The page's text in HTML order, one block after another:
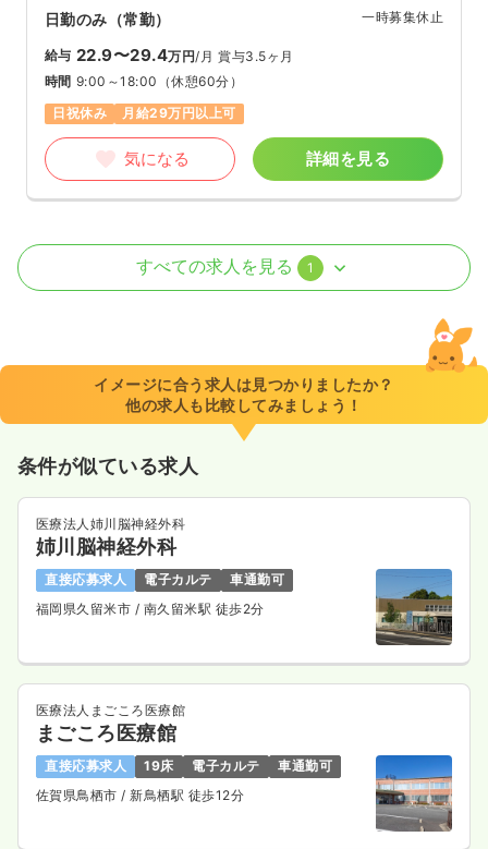
日勤のみ（常勤） 一時募集休止
給与 22.9〜29.4万円/月 賞与3.5ヶ月
時間 9:00～18:00 （休憩60分）
日祝休み
月給29万円以上可
気になる 詳細を見る
その他 正・准看護師
9:00～18:00 （休憩60分）
月給30万円以上可
気になる
すべての求人を見る 1
イメージに合う求人は見つかりましたか？
他の求人も比較してみましょう！
条件が似ている求人
医療法人姉川脳神経外科
姉川脳神経外科
直接応募求人 電子カルテ
車通勤可
福岡県久留米市 / 南久留米駅 徒歩2分
医療法人まごころ医療館
まごころ医療館
直接応募求人 19床 電子カルテ
車通勤可
佐賀県鳥栖市 / 新鳥栖駅 徒歩12分